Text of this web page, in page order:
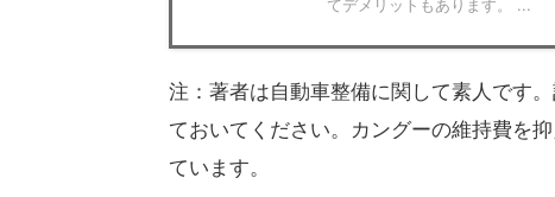
てデメリットもあります。 ...
注：著者は自動車整備に関して素人です
ておいてください。カングーの維持費を
ています。